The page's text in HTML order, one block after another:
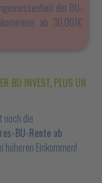
der BU-
ab 30.001€
BU INVEST, PLUS UN
noch die
BU-Rente ab
höheren Einkommen!